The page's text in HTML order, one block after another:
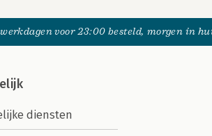
voor 23:00 besteld, morgen in
diensten